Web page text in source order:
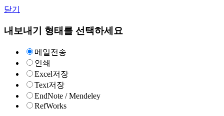
닫기
내보내기 형태를 선택하세요
메일전송
인쇄
Excel저장
Text저장
EndNote / Mendeley
RefWorks